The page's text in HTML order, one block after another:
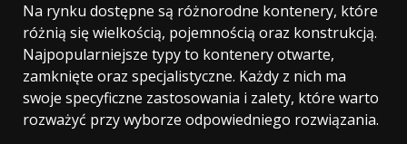
Na rynku dostępne są różnorodne kontenery, które
różnią się wielkością, pojemnością oraz konstrukcją.
Najpopularniejsze typy to kontenery otwarte,
zamknięte oraz specjalistyczne. Każdy z nich ma
swoje specyficzne zastosowania i zalety, które warto
rozważyć przy wyborze odpowiedniego rozwiązania.